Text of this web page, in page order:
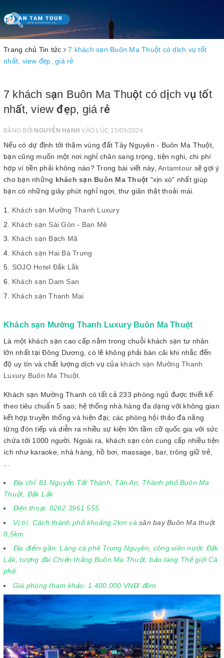
Toggle
navigation
Trang chủ Tin tức
7 khách sạn Buôn Ma Thuột có dịch vụ tốt
nhất, view đẹp, giá rẻ
7 khách sạn Buôn Ma Thuột có dịch vụ tốt
nhất, view đẹp, giá rẻ
ĐĂNG BỞI NGUYỄN HẠNH VÀO LÚC 15/03/2024
Nếu có dự định tới thăm vùng đất Tây Nguyên - Buôn Ma Thuột,
bạn cũng muốn một nơi nghỉ chân sang trọng, tiện nghi, chi phí
hợp ví tiền phải không nào? Trong bài viết này, Antamtour sẽ gợi ý
cho bạn những khách sạn Buôn Ma Thuột "xịn xò" nhất giúp
bạn có những giây phút nghỉ ngơi, thư giãn thật thoải mái.
Khách sạn Mường Thanh Luxury
Khách sạn Sài Gòn - Ban Mê
Khách sạn Bạch Mã
Khách sạn Hai Bà Trưng
SOJO Hotel Đắk Lắk
Khách sạn Dam San
Khách sạn Thanh Mai
Khách sạn Mường Thanh Luxury Buôn Ma Thuột
Là một khách sạn cao cấp nằm trong chuỗi khách sạn tư nhân
lớn nhất tại Đông Dương, có lẽ không phải bàn cãi khi nhắc đến
độ uy tín và chất lượng dịch vụ của khách sạn Mường Thanh
Luxury Buôn Ma Thuột
Khách sạn Mường Thanh có tất cả 233 phòng ngủ được thiết kế
theo tiêu chuẩn 5 sao; hệ thống nhà hàng đa dạng với không gian
kết hợp truyền thống và hiện đại; các phòng hội thảo đa năng
từng đón tiếp và diễn ra nhiều sự kiện lớn tầm cỡ quốc gia với sức
chứa tới 1000 người. Ngoài ra, khách sạn còn cung cấp nhiều tiện
ích như karaoke, nhà hàng, hồ bơi, massage, bar, trông giữ trẻ,
Địa chỉ: 81 Nguyễn Tất Thành, Tân An, Thành phố Buôn Ma
Thuột, Đắk Lắk
Điện thoại: 0262 3961 555
Vị trí: Cách thành phố khoảng 2km vàsân bay Buôn Ma thuột
8,5km.
Địa điểm gần: Làng cà phê Trung Nguyên, công viên nước Đắk
Lắk, tượng đài Chiến thắng Buôn Ma Thuột, bảo tàng Thế giới Cà
phê.
Giá phòng tham khảo: 1.400.000 VNĐ/ đêm